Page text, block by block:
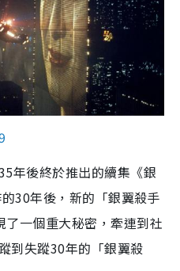
年後終於推出的續集《銀
30年後，新的「銀翼殺手
一個重大秘密，牽連到社
到失蹤30年的「銀翼殺